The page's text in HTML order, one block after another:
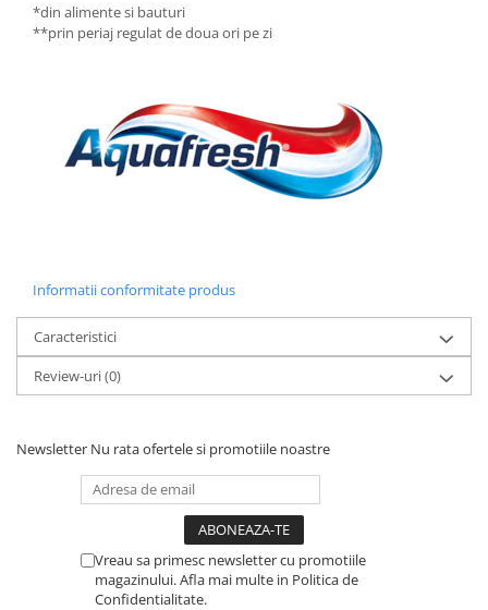
*din alimente si bauturi
**prin periaj regulat de doua ori pe zi
Informatii conformitate produs
Caracteristici
Review-uri(0)
Newsletter Nu rata ofertele si promotiile noastre
Vreau sa primesc newsletter cu promotiile
magazinului. Afla mai multe in Politica de
Confidentialitate.